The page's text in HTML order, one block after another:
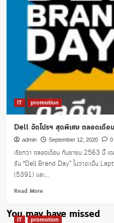
IT promotion
Dell จัดโปรฯ สุดพิเศษ ตลอดเดือ
admin September 12, 2020 0
เรียกว่า ตลอดเดือน กันยายน 2563 นี้ เด
ชั่น “Dell Brand Day” ไม่ว่าจะเป็น
(5391) และ...
Read MoreRead
about
Dell
You may have missed
IT promotion